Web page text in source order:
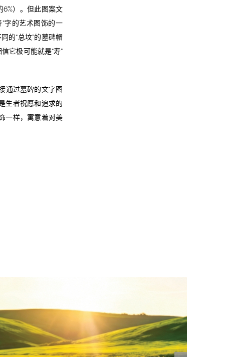
6%）。但此图案文
字的艺术图饰的一
的“总坟”的墓碑帽
它极可能就是“寿”
通过墓碑的文字图
生者祝愿和追求的
一样，寓意着对美